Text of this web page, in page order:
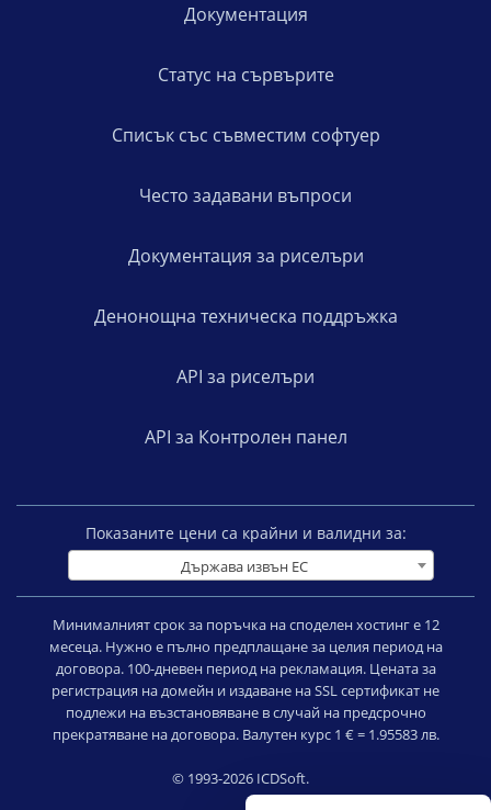
Документация
Статус на сървърите
Списък със съвместим софтуер
Често задавани въпроси
Документация за риселъри
Денонощна техническа поддръжка
API за риселъри
API за Контролен панел
Показаните цени са крайни и валидни за:
Държава извън ЕС
Минималният срок за поръчка на споделен хостинг е 12
месеца. Нужно е пълно предплащане за целия период на
договора. 100-дневен период на рекламация. Цената за
регистрация на домейн и издаване на SSL сертификат не
подлежи на възстановяване в случай на предсрочно
прекратяване на договора. Валутен курс 1 € = 1.95583 лв.
© 1993-2026 ICDSoft.